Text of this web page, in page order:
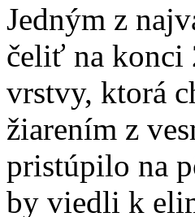
Jedným z
čeliť na konci
vrstvy, ktorá
žiarením z
pristúpilo na
by viedli k